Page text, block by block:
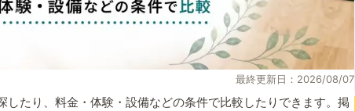
最終更新日：2026/08/07
たり、料金・体験・設備などの条件で比較したりできます。掲